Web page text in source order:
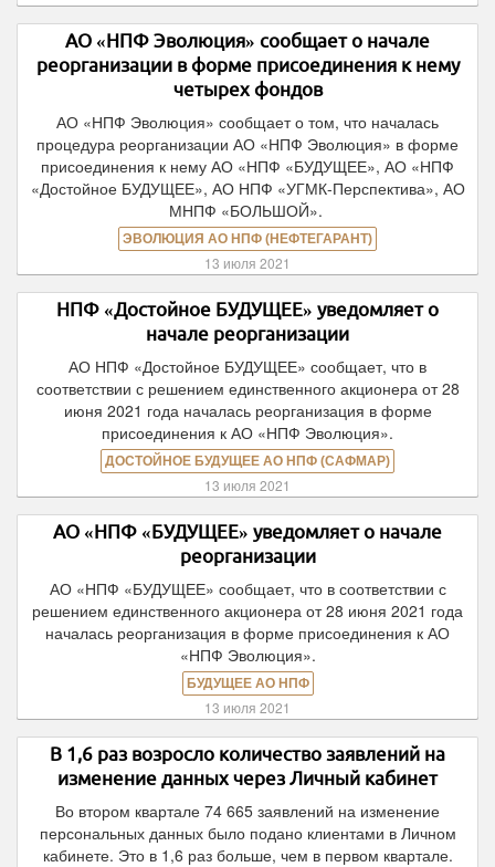
АО «НПФ Эволюция» сообщает о начале
реорганизации в форме присоединения к нему
четырех фондов
АО «НПФ Эволюция» сообщает о том, что началась
процедура реорганизации АО «НПФ Эволюция» в форме
присоединения к нему АО «НПФ «БУДУЩЕЕ», АО «НПФ
«Достойное БУДУЩЕЕ», АО НПФ «УГМК-Перспектива», АО
МНПФ «БОЛЬШОЙ».
ЭВОЛЮЦИЯ АО НПФ (НЕФТЕГАРАНТ)
13 июля 2021
НПФ «Достойное БУДУЩЕЕ» уведомляет о
начале реорганизации
АО НПФ «Достойное БУДУЩЕЕ» сообщает, что в
соответствии с решением единственного акционера от 28
июня 2021 года началась реорганизация в форме
присоединения к АО «НПФ Эволюция».
ДОСТОЙНОЕ БУДУЩЕЕ АО НПФ (САФМАР)
13 июля 2021
АО «НПФ «БУДУЩЕЕ» уведомляет о начале
реорганизации
АО «НПФ «БУДУЩЕЕ» сообщает, что в соответствии с
решением единственного акционера от 28 июня 2021 года
началась реорганизация в форме присоединения к АО
«НПФ Эволюция».
БУДУЩЕЕ АО НПФ
13 июля 2021
В 1,6 раз возросло количество заявлений на
изменение данных через Личный кабинет
Во втором квартале 74 665 заявлений на изменение
персональных данных было подано клиентами в Личном
кабинете. Это в 1,6 раз больше, чем в первом квартале.